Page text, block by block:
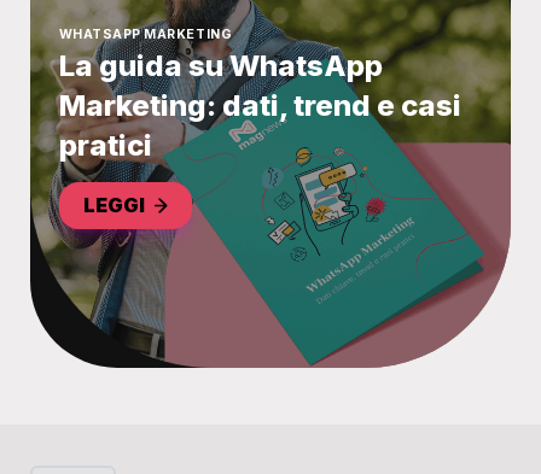
WHATSAPP MARKETING
La guida su WhatsApp
Marketing: dati, trend e casi
pratici
LEGGI